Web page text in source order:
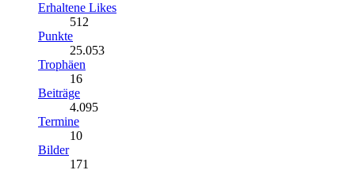
Erhaltene Likes
512
Punkte
25.053
Trophäen
16
Beiträge
4.095
Termine
10
Bilder
171